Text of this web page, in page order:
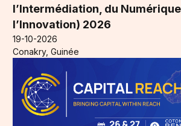
l’Intermédiation, du
l’Innovation) 2026
19-10-2026
Conakry, Guinée